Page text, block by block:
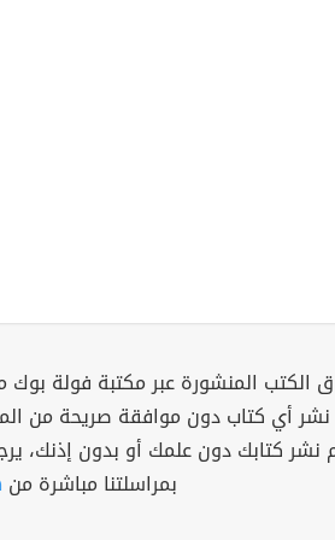
الكتب المنشورة عبر مكتبة فولة بوك
نشر أي كتاب دون موافقة صريحة من
نشر كتابك دون علمك أو بدون إذنك،
بمراسلتنا مباشرة من